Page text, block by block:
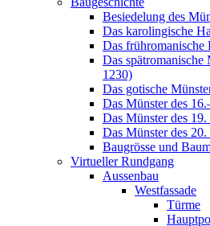
Besiedelung des
Das karolingische
Das frühromanische
Das
1230)
Das gotische
Das Münster des
Das Münster des 19.
Das Münster des
Baugrösse und
Virtueller Rundgang
Aussenbau
Westfassade
Türme